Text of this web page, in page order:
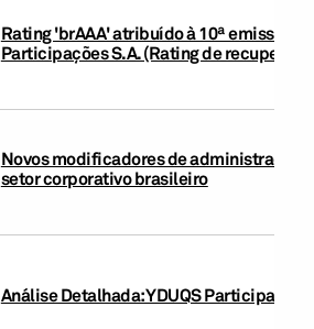
Rating 'brAAA' atribuído à 10ª emissão
Participações S.A. (Rating de
Novos modificadores de administração
setor corporativo brasileiro
Análise Detalhada: YDUQS Participações